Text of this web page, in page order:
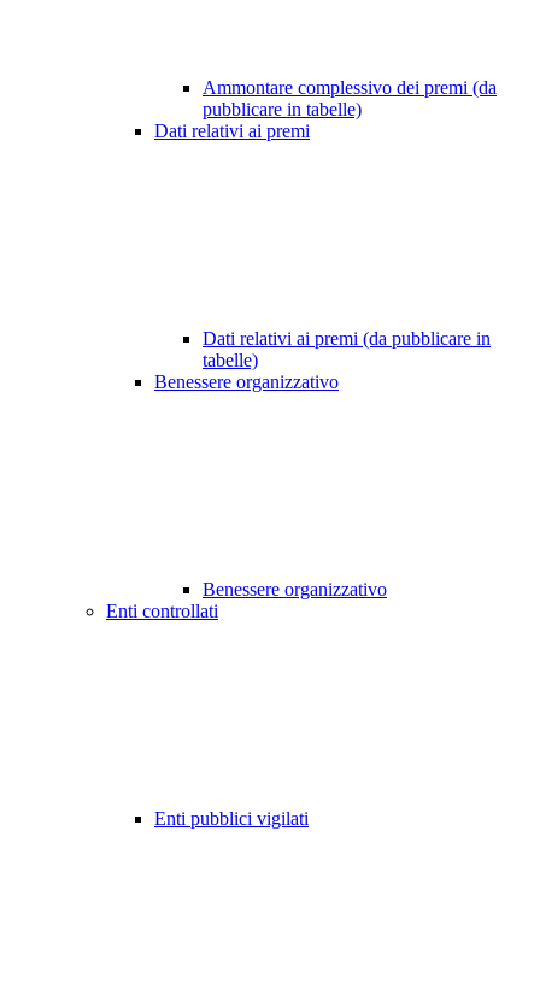
Ammontare complessivo dei premi (da
pubblicare in tabelle)
Dati relativi ai premi
Dati relativi ai premi (da pubblicare in
tabelle)
Benessere organizzativo
Benessere organizzativo
Enti controllati
Enti pubblici vigilati